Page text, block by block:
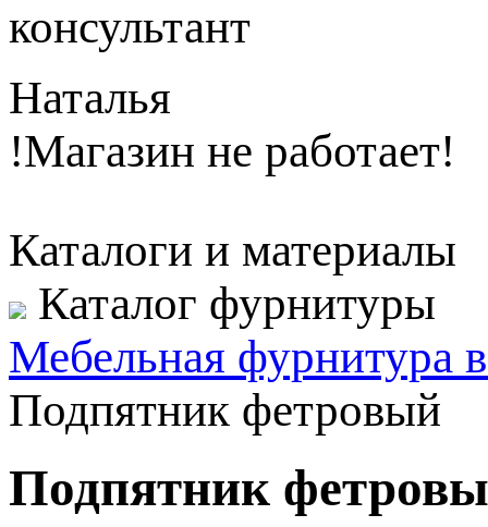
консультант
Наталья
!Магазин не работает!
Каталоги и материалы
Каталог фурнитуры
Мебельная фурнитура
Подпятник фетровый
Подпятник